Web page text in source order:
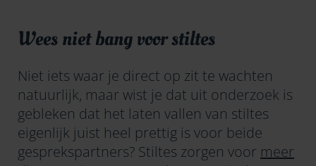
Wees niet bang voor stiltes
Niet iets waar je direct op zit te wachten
natuurlijk, maar wist je dat uit onderzoek is
gebleken dat het laten vallen van stiltes
eigenlijk juist heel prettig is voor beide
gesprekspartners? Stiltes zorgen voor meer